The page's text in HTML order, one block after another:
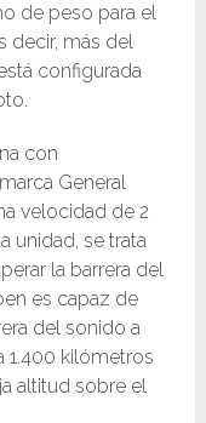
de peso para el
decir, más del
configurada
con
General
velocidad de 2
unidad, se trata
la barrera del
es capaz de
del sonido a
1.400 kilómetros
altitud sobre el